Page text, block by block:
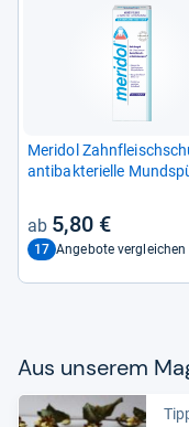
Meri­dol
anti­bak­te­ri­elle
5,80 €
17 Angebote vergleichen
Aus unse­rem